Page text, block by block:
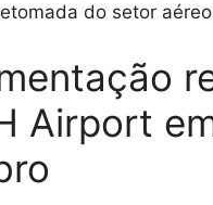
do setor
Airport